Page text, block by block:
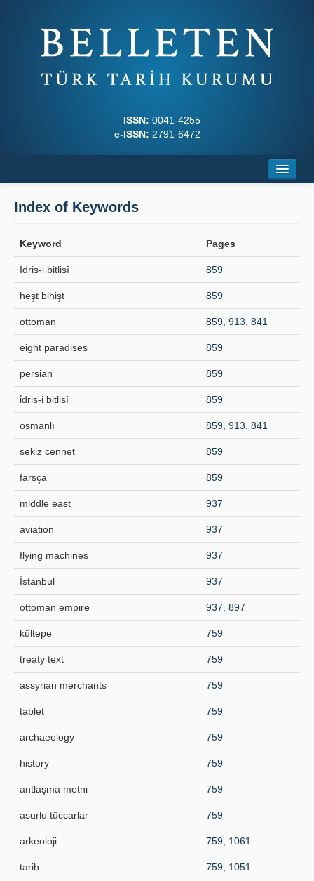
ISSN: 0041-4255
e-ISSN: 2791-6472
Journal Boards
Writing Rules
Principles
Publication Policies
Guidelines
Contact Us
Index of Keywords
Keyword Pages
İdris-i bitlisî 859
heşt bihişt 859
ottoman 859 913 841
eight paradises 859
persian 859
i̇dris-i bitlisî 859
osmanlı 859 913 841
sekiz cennet 859
farsça 859
middle east 937
aviation 937
flying machines 937
İstanbul 937
ottoman empire 937 897
kültepe 759
treaty text 759
assyrian merchants 759
tablet 759
archaeology 759
history 759
antlaşma metni 759
asurlu tüccarlar 759
arkeoloji 759 1061
tarih 759 1051